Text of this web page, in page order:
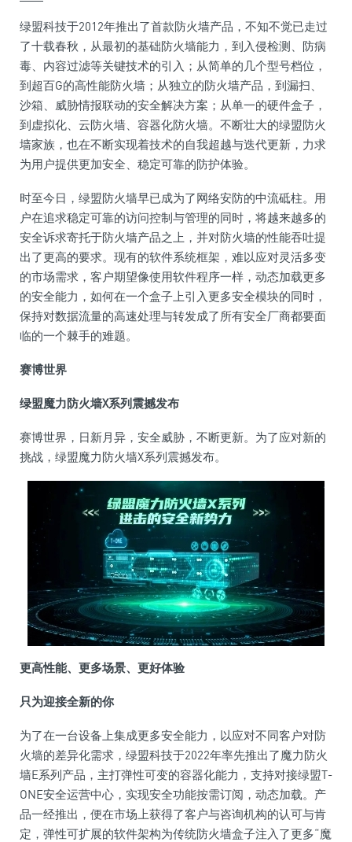
绿盟科技于2012年推出了首款防火墙产品，不知不觉已走过
了十载春秋，从最初的基础防火墙能力，到入侵检测、防病
毒 、内容过滤等关键技术的引入；从简单的几个型号档位，
到超百G的高性能防火墙；从独立的防火墙产品，到漏扫、
沙箱、威胁情报联动的安全解决方案；从单一的硬件盒子，
到虚拟化、云防火墙、容器化防火墙。不断壮大的绿盟防火
墙家族，也在不断实现着技术的自我超越与迭代更新，力求
为用户提供更加安全、稳定可靠的防护体验。
时至今日，绿盟防火墙早已成为了网络安防的中流砥柱。用
户在追求稳定可靠的访问控制与管理的同时，将越来越多的
安全诉求寄托于防火墙产品之上，并对防火墙的性能吞吐提
出了更高的要求。现有的软件系统框架，难以应对灵活多变
的市场需求，客户期望像使用软件程序一样，动态加载更多
的安全能力，如何在一个盒子上引入更多安全模块的同时，
保持对数据流量的高速处理与转发成了所有安全厂商都要面
临的一个棘手的难题。
赛博世界
绿盟魔力防火墙X系列震撼发布
赛博世界，日新月异，安全威胁，不断更新。为了应对新的
挑战，绿盟魔力防火墙X系列震撼发布。
更高性能、更多场景、更好体验
只为迎接全新的你
为了在一台设备上集成更多安全能力，以应对不同客户对防
火墙的差异化需求，绿盟科技于2022年率先推出了魔力防火
墙E系列产品，主打弹性可变的容器化能力，支持对接绿盟T-
ONE安全运营中心，实现安全功能按需订阅，动态加载。产
品一经推出，便在市场上获得了客户与咨询机构的认可与肯
定，弹性可扩展的软件架构为传统防火墙盒子注入了更多“魔